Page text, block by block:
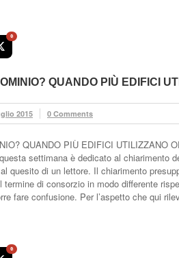
0
QUANDO PIÙ EDIFICI
2015 0 Comments
QUANDO PIÙ EDIFICI UTILIZZANO
settimana è dedicato al chiarimento
quesito di un lettore. Il chiarimento
di consorzio in modo differente
fare confusione. Per l’aspetto che qui
0